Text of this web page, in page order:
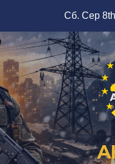
вмісту
Сб. Сер